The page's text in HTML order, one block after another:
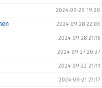
2024-09-29 19:30
2024-09-28 22:03
2024-09-28 21:15
2024-09-27 20:37
2024-09-22 21:11
2024-09-21 21:17